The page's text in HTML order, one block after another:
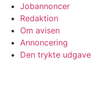
Jobannoncer
Redaktion
Om avisen
Annoncering
Den trykte udgave